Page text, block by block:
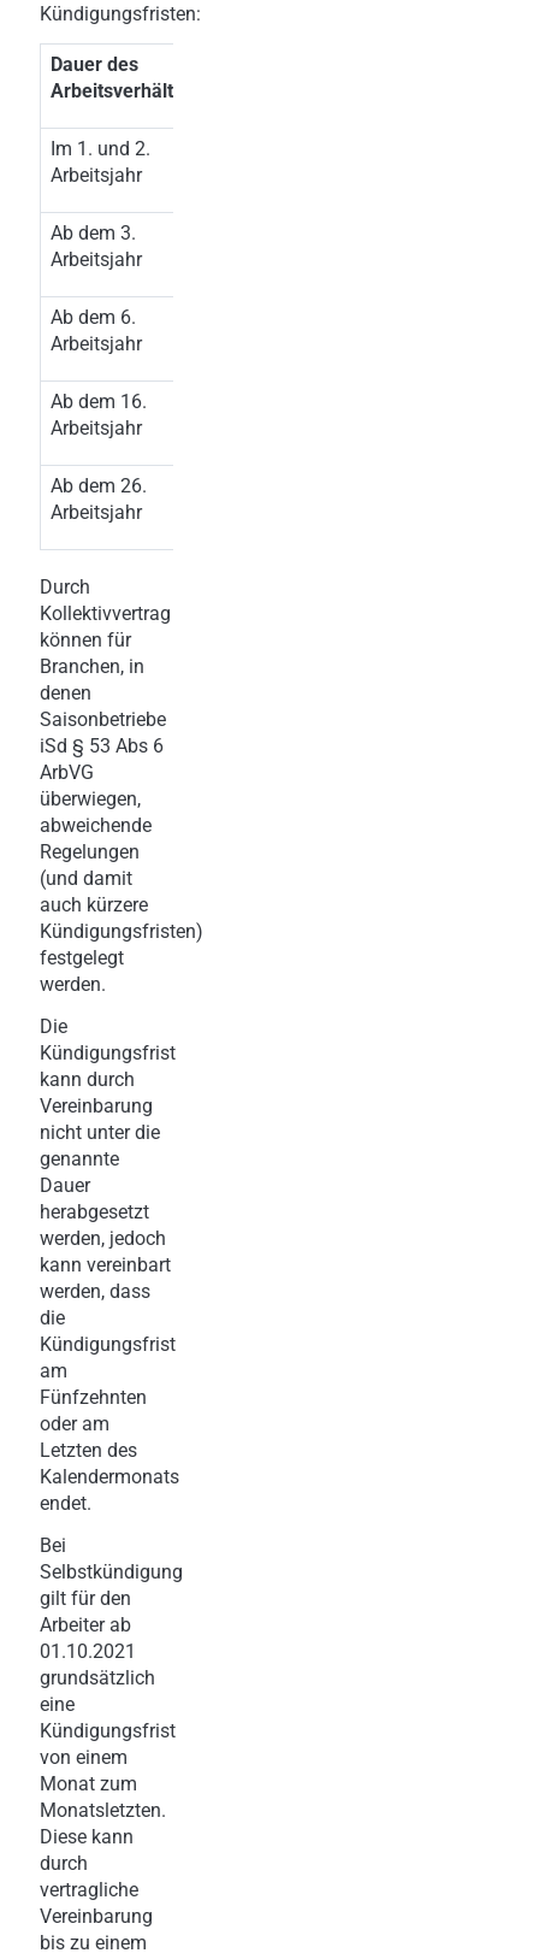
Kündigungsfristen:
Dauer des
Arbeitsverhältnisses
Im 1. und 2.
Arbeitsjahr
Ab dem 3.
Arbeitsjahr
Ab dem 6.
Arbeitsjahr
Ab dem 16.
Arbeitsjahr
Ab dem 26.
Arbeitsjahr
Durch
Kollektivvertrag
können für
Branchen, in
denen
Saisonbetriebe
iSd § 53 Abs 6
ArbVG
überwiegen,
abweichende
Regelungen
(und damit
auch kürzere
Kündigungsfristen)
festgelegt
werden.
Die
Kündigungsfrist
kann durch
Vereinbarung
nicht unter die
genannte
Dauer
herabgesetzt
werden, jedoch
kann vereinbart
werden, dass
die
Kündigungsfrist
am
Fünfzehnten
oder am
Letzten des
Kalendermonats
endet.
Bei
Selbstkündigung
gilt für den
Arbeiter ab
01.10.2021
grundsätzlich
eine
Kündigungsfrist
von einem
Monat zum
Monatsletzten.
Diese kann
durch
vertragliche
Vereinbarung
bis zu einem